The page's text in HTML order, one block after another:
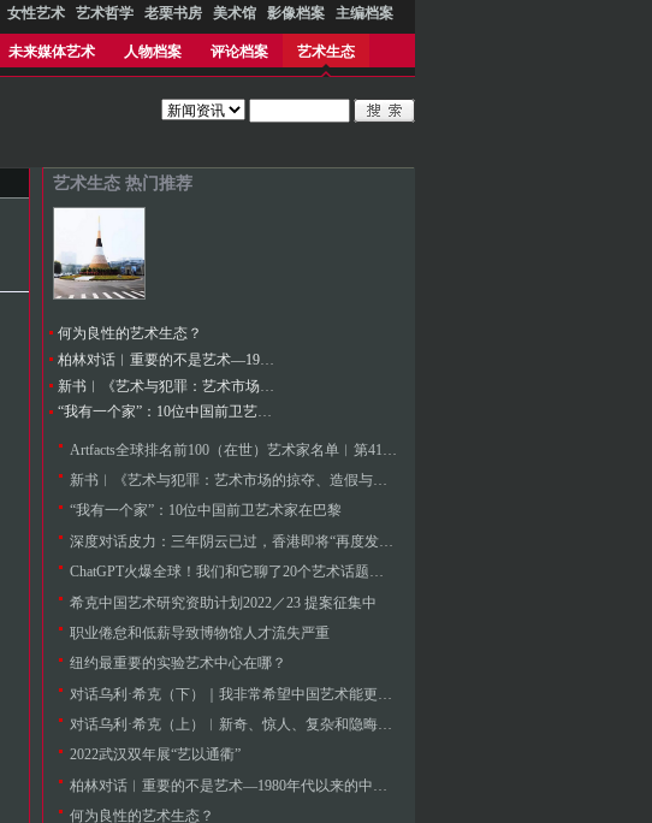
女性艺术 艺术哲学 老栗书房 美术馆 影像档案 主编档案
未来媒体艺术 人物档案 评论档案 艺术生态
艺术生态 热门推荐
何为良性的艺术生态？
“我有一个家”：10位中国前卫艺术家在巴黎
新书︱《艺术与犯罪：艺术市场的掠夺、造假与诈骗》
“我有一个家”：10位中国前卫艺术家在巴黎
深度对话皮力：三年阴云已过，香港即将“再度发力”
ChatGPT火爆全球！我们和它聊了20个艺术话题……
希克中国艺术研究资助计划2022／23 提案征集中
职业倦怠和低薪导致博物馆人才流失严重
纽约最重要的实验艺术中心在哪？
对话乌利·希克（上）︱新奇、惊人、复杂和隐晦是我收藏的标准
2022武汉双年展“艺以通衢”
柏林对话︱重要的不是艺术—1980年代以来的中国当代艺术
何为良性的艺术生态？